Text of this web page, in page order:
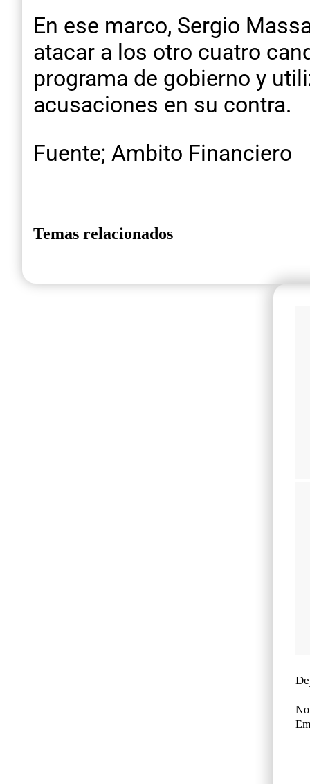
En ese marco, Sergio
atacar a los otro cuatro
programa de gobierno y
acusaciones en su contra.
Fuente; Ambito Financiero
Temas relacionados